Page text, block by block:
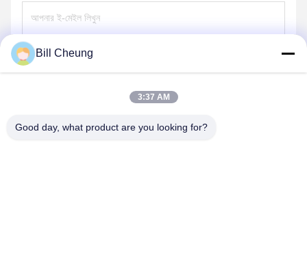
Bill Cheung
3:37 AM
Good day, what product are you looking for?